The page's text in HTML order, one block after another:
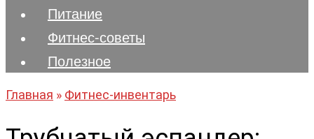
Питание
Фитнес-советы
Полезноe
Главная » Фитнес-инвентарь